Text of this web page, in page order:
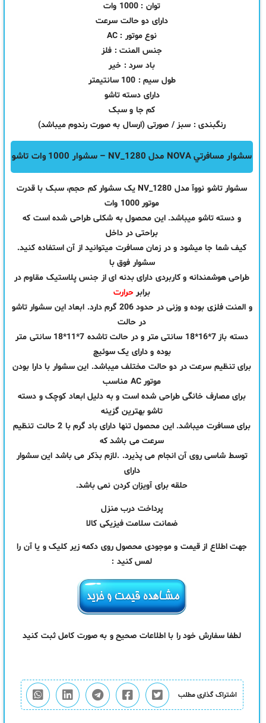
توان : 1000 وات
دارای دو حالت سرعت
نوع موتور : AC
جنس المنت : فلز
باد سرد : خیر
طول سیم : 100 سانتیمتر
دارای دسته تاشو
کم جا و سبک
رنگبندی : سبز / صورتی (ارسال به صورت رندوم میباشد)
سشوار مسافرتي NOVA مدل NV_1280 – سشوار 1000 وات تاشو
سشوار تاشو نووآ مدل NV_1280 یک سشوار کم حجم، سبک با قدرت
موتور 1000 وات
و دسته تاشو میباشد. این محصول به شکلی طراحی شده است که
براحتی در داخل
کیف شما جا میشود و در زمان مسافرت میتوانید از آن استفاده کنید.
سشوار فوق با
طراحی هوشمندانه و کاربردی دارای بدنه ای از جنس پلاستیک مقاوم در
برابرحرارت
و المنت فلزی بوده و وزنی در حدود 206 گرم دارد. ابعاد این سشوار تاشو
در حالت
دسته باز 7*16*18 سانتی متر و در حالت تاشده 7*11*18 سانتی متر
بوده و دارای یک سوئیچ
برای تنظیم سرعت در دو حالت مختلف میباشد. این سشوار با دارا بودن
موتور AC مناسب
برای مصارف خانگی طراحی شده است و به دلیل ابعاد کوچک و دسته
تاشو بهترین گزینه
برای مسافرت میباشد. این محصول تنها دارای باد گرم با 2 حالت تنظیم
سرعت می باشد که
توسط شاسی روی آن انجام می پذیرد. .لازم بذکر می باشد این سشوار
دارای
حلقه برای آویزان کردن نمی باشد.
پرداخت درب منزل
ضمانت سلامت فیزیکی کالا
جهت اطلاع از قیمت و موجودی محصول روی دکمه زیر کلیک و یا آن را
لمس کنید :
لطفا سفارش خود را با اطلاعات صحیح و به صورت کامل ثبت کنید
اشتراک گذاری مطلب